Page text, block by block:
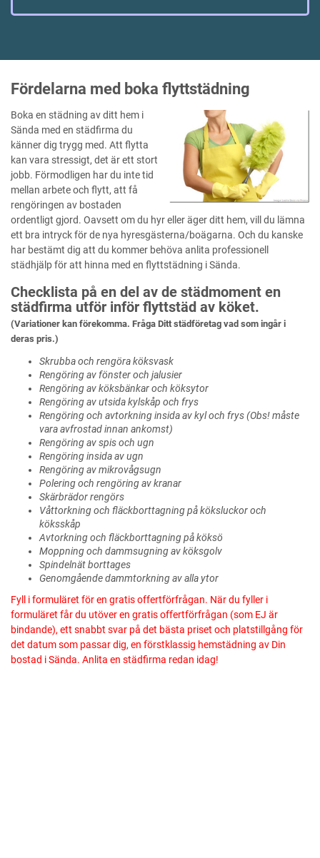
Fördelarna med boka flyttstädning
Boka en städning av ditt hem i
Sända med en städfirma du
känner dig trygg med. Att flytta
kan vara stressigt, det är ett stort
jobb. Förmodligen har du inte tid
mellan arbete och flytt, att få
rengöringen av bostaden
ordentligt gjord. Oavsett om du hyr eller äger ditt hem, vill du lämna
ett bra intryck för de nya hyresgästerna/boägarna. Och du kanske
har bestämt dig att du kommer behöva anlita professionell
städhjälp för att hinna med en flyttstädning i Sända.
Checklista på en del av de städmoment en
städfirma utför inför flyttstäd av köket.
(Variationer kan förekomma. Fråga Ditt städföretag vad som ingår i
deras pris.)
Skrubba och rengöra köksvask
Rengöring av fönster och jalusier
Rengöring av köksbänkar och köksytor
Rengöring av utsida kylskåp och frys
Rengöring och avtorkning insida av kyl och frys (Obs! måste
vara avfrostad innan ankomst)
Rengöring av spis och ugn
Rengöring insida av ugn
Rengöring av mikrovågsugn
Polering och rengöring av kranar
Skärbrädor rengörs
Våttorkning och fläckborttagning på köksluckor och
köksskåp
Avtorkning och fläckborttagning på köksö
Moppning och dammsugning av köksgolv
Spindelnät borttages
Genomgående dammtorkning av alla ytor
Fyll i formuläret för en gratis offertförfrågan. När du fyller i
formuläret får du utöver en gratis offertförfrågan (som EJ är
bindande), ett snabbt svar på det bästa priset och platstillgång för
det datum som passar dig, en förstklassig hemstädning av Din
bostad i Sända. Anlita en städfirma redan idag!